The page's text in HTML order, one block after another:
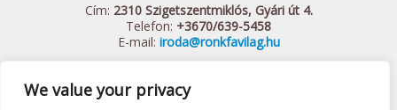
We value your privacy
Cím: 2310 Szigetszentmiklós, Gyári út 4.
Telefon: +3670/639-5458
E-mail: iroda@ronkfavilag.hu
© 2015 Woodwork Hungary Kft. - Minden Jog Fenntartva